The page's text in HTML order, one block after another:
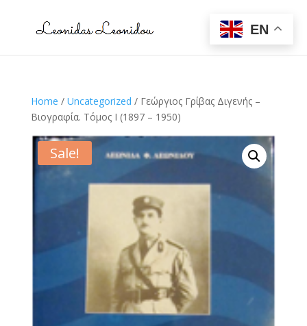
Home / Uncategorized / Γεώργιος Γρίβας Διγενής –
Βιογραφία. Τόμος Ι (1897 – 1950)
Sale!
EN